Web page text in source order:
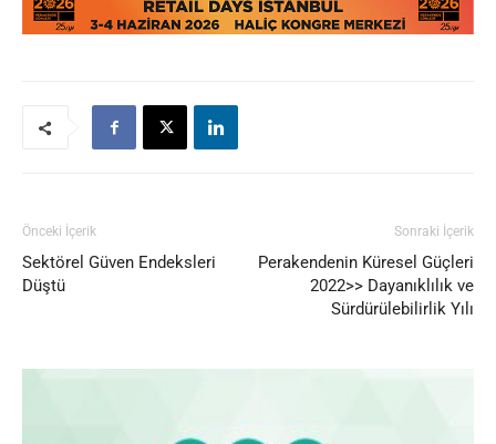
Önceki İçerik
Sektörel Güven Endeksleri
Düştü
Sonraki İçerik
Perakendenin Küresel Güçleri
2022>> Dayanıklılık ve
Sürdürülebilirlik Yılı